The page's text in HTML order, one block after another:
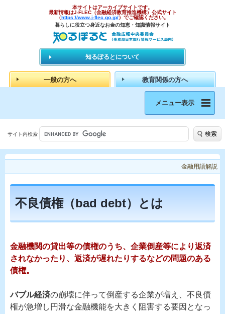
本サイトはアーカイブサイトです。
最新情報はJ-FLEC（金融経済教育推進機構）公式サイト
（https://www.j-flec.go.jp/）でご確認ください。
暮らしに役立つ身近なお金の知恵・知識情報サイト
知るぽるとについて
一般の方へ 教育関係の方へ
メニュー表示
サイト内検索 検索
金融用語解説
不良債権（bad debt）とは
金融機関の貸出等の債権のうち、企業倒産等により返済
されなかったり、返済が遅れたりするなどの問題のある
債権。
バブル経済の崩壊に伴って倒産する企業が増え、不良債
権が急増し円滑な金融機能を大きく阻害する要因となっ